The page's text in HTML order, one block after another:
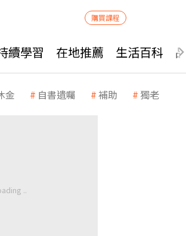
購買課程
續學習 在地推薦 生活百科
金 自書遺囑 補助 獨老